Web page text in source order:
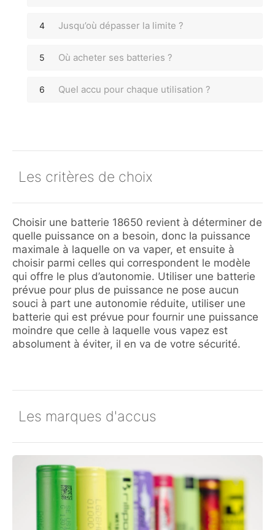
Jusqu’où dépasser la limite ?
Où acheter ses batteries ?
Quel accu pour chaque utilisation ?
Les critères de choix
Choisir une batterie 18650 revient à déterminer de
quelle puissance on a besoin, donc la puissance
maximale à laquelle on va vaper, et ensuite à
choisir parmi celles qui correspondent le modèle
qui offre le plus d’autonomie. Utiliser une batterie
prévue pour plus de puissance ne pose aucun
souci à part une autonomie réduite, utiliser une
batterie qui est prévue pour fournir une puissance
moindre que celle à laquelle vous vapez est
absolument à éviter, il en va de votre sécurité.
Les marques d'accus